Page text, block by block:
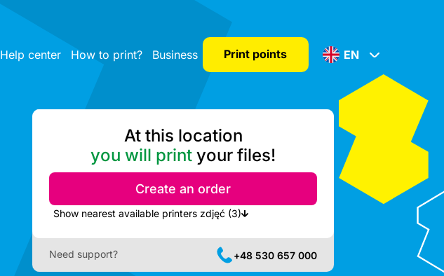
Help center How to print? Business Print points EN
At this location
you will print your files!
Create an order
Show nearest available printers zdjęć (3)
Need support? +48 530 657 000